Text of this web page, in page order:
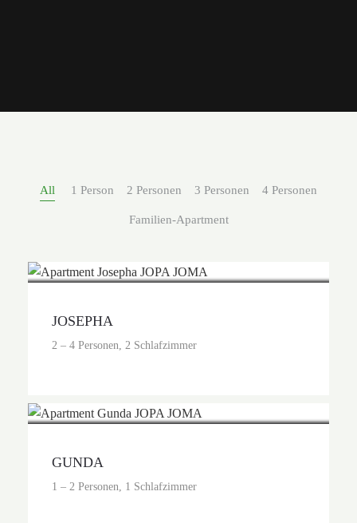
All 1 Person 2 Personen 3 Personen 4 Personen
Familien-Apartment
JOSEPHA
2 – 4 Personen, 2 Schlafzimmer
GUNDA
1 – 2 Personen, 1 Schlafzimmer